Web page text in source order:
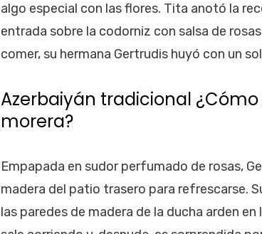
algo especial con las flores. Tita anotó la
entrada sobre la codorniz con salsa de
comer, su hermana Gertrudis huyó con un
Azerbaiyán tradicional
morera?
Empapada en sudor perfumado de rosas,
madera del patio trasero para refrescarse.
las paredes de madera de la ducha arden